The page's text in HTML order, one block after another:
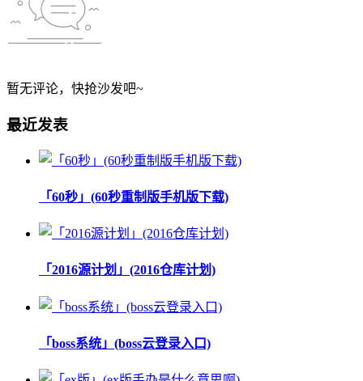
暂无评论，快抢沙发吧~
最近发表
「60秒」(60秒重制版手机版下载)
「2016源计划」(2016仓库计划)
「boss系统」(boss云登录入口)